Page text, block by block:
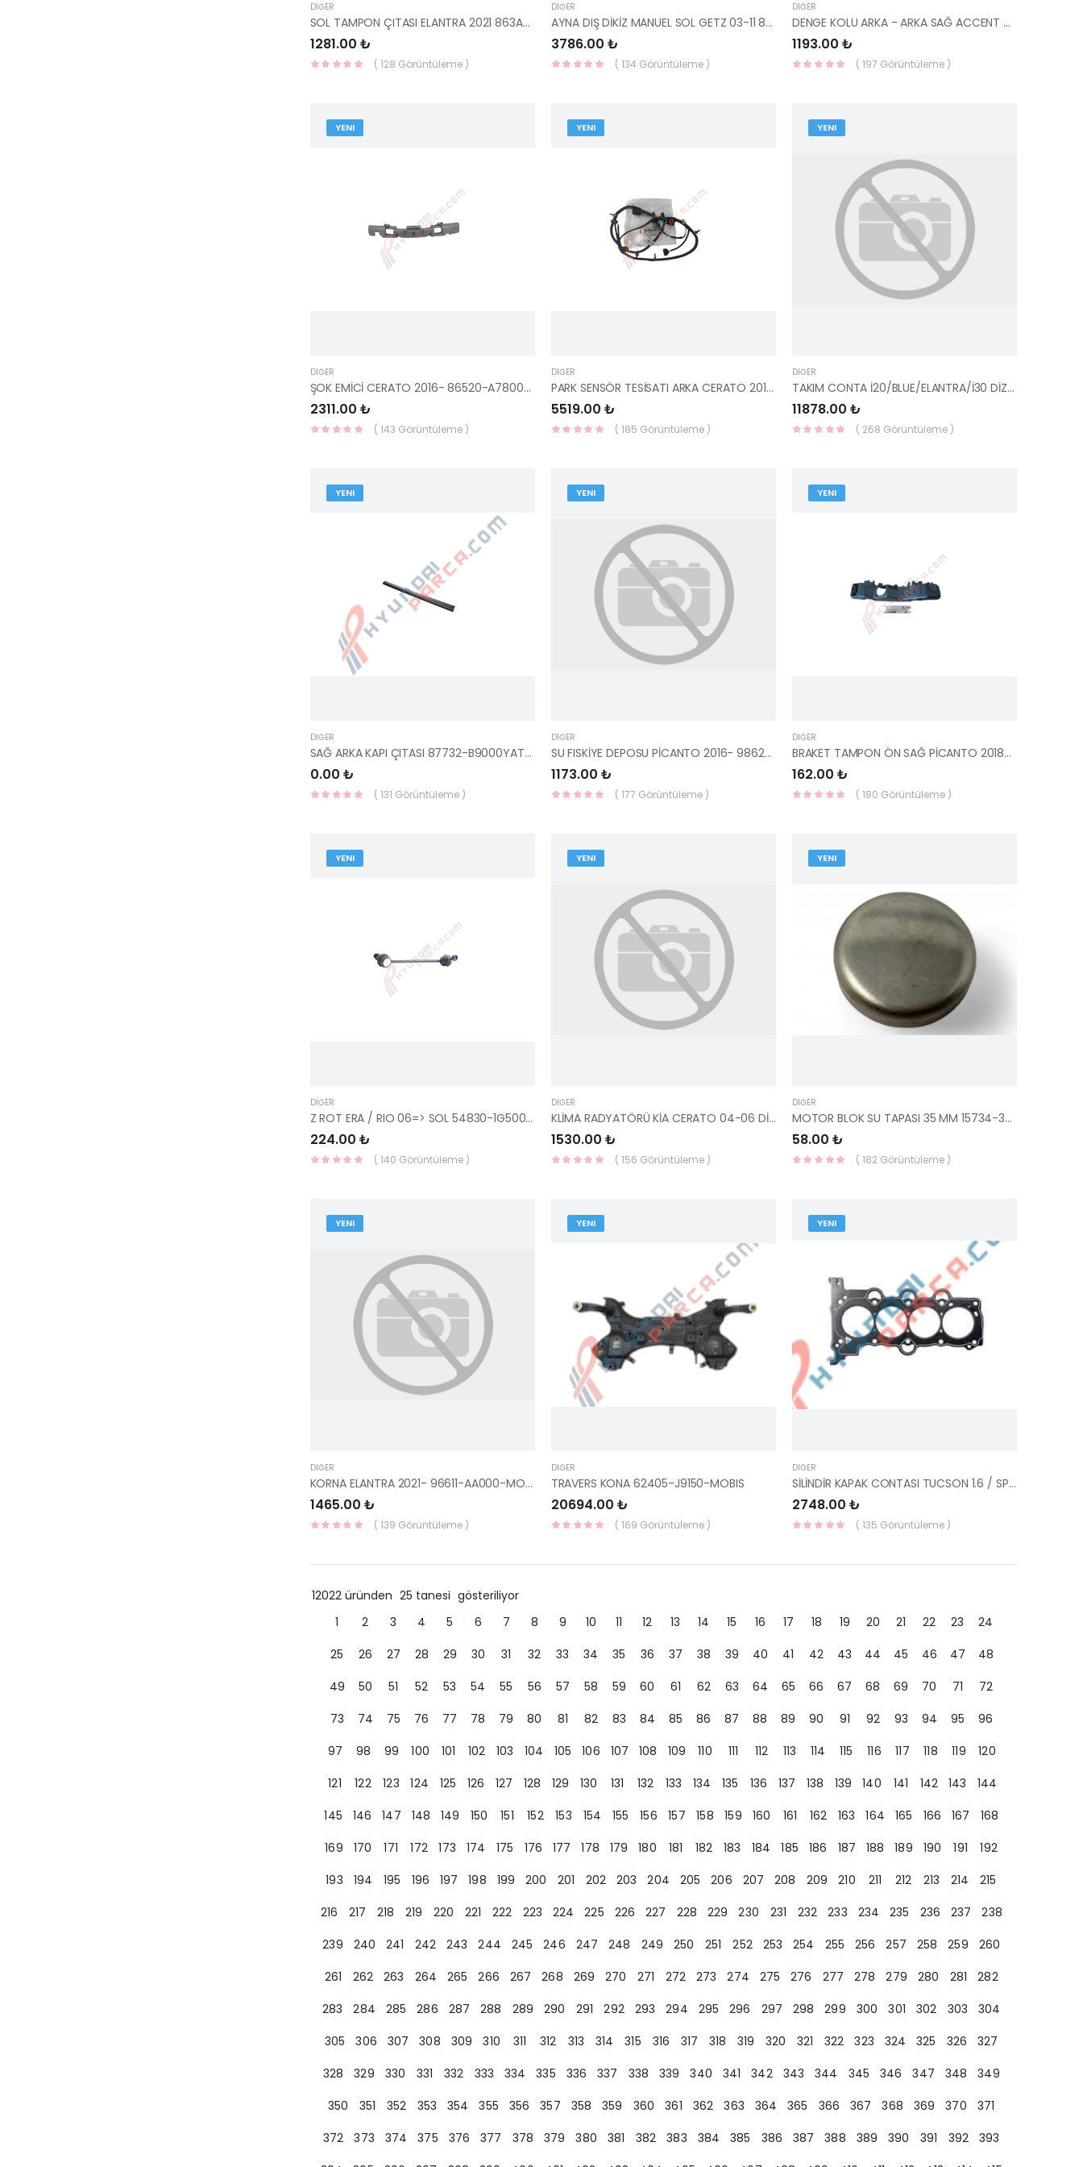
DIĞER
SOL TAMPON ÇITASI ELANTRA 2021 863A5-AA000 HMC
1281.00 ₺
( 128 Görüntüleme )
DIĞER
AYNA DIŞ DİKİZ MANUEL SOL GETZ 03-11 87610-1C030CA HMC
3786.00 ₺
( 134 Görüntüleme )
DIĞER
DENGE KOLU ARKA - ARKA SAĞ ACCENT 00-05 55220-25000-KORE
1193.00 ₺
( 197 Görüntüleme )
YENI
DIĞER
ŞOK EMİCİ CERATO 2016- 86520-A7800-MOBIS
2311.00 ₺
( 143 Görüntüleme )
YENI
DIĞER
PARK SENSÖR TESİSATI ARKA CERATO 2016- 91891-A7070-HMC
5519.00 ₺
( 185 Görüntüleme )
YENI
DIĞER
TAKIM CONTA İ20/BLUE/ELANTRA/İ30 DİZEL 20910-2AU05-HMC
11878.00 ₺
( 268 Görüntüleme )
YENI
DIĞER
SAĞ ARKA KAPI ÇITASI 87732-B9000YAT-HMC
0.00 ₺
( 131 Görüntüleme )
YENI
DIĞER
SU FISKİYE DEPOSU PİCANTO 2016- 98620-G6000-HMC
1173.00 ₺
( 177 Görüntüleme )
YENI
DIĞER
BRAKET TAMPON ÖN SAĞ PİCANTO 2018- 86514-G6000-YS
162.00 ₺
( 180 Görüntüleme )
YENI
DIĞER
Z ROT ERA / RIO 06=> SOL 54830-1G500-HMC
224.00 ₺
( 140 Görüntüleme )
YENI
DIĞER
KLİMA RADYATÖRÜ KİA CERATO 04-06 DİZEL/BENZİN 97606-2F000-YS
1530.00 ₺
( 156 Görüntüleme )
YENI
DIĞER
MOTOR BLOK SU TAPASI 35 MM 15734-35000-YS
58.00 ₺
( 182 Görüntüleme )
YENI
DIĞER
KORNA ELANTRA 2021- 96611-AA000-MOBIS
1465.00 ₺
( 139 Görüntüleme )
YENI
DIĞER
TRAVERS KONA 62405-J9150-MOBIS
20694.00 ₺
( 169 Görüntüleme )
YENI
DIĞER
SİLİNDİR KAPAK CONTASI TUCSON 1.6 / SPORTAGE 1.6 16V T-GDI 2016-22311-2B601-HMC
2748.00 ₺
( 135 Görüntüleme )
12022 üründen 25 tanesi gösteriliyor
1
2 3 4 5 6 7 8 9 10 11 12 13 14 15 16 17 18 19 20 21 22 23
24
25
26 27 28 29 30 31 32 33 34 35 36 37 38 39 40 41 42 43 44 45 46 47
48
49
50 51 52 53 54 55 56 57 58 59 60 61 62 63 64 65 66 67 68 69 70 71
72
73
74 75 76 77 78 79 80 81 82 83 84 85 86 87 88 89 90 91 92 93 94 95
96
97
98 99 100 101 102 103 104 105 106 107 108 109 110 111 112 113 114 115 116 117 118 119
120
121
122 123 124 125 126 127 128 129 130 131 132 133 134 135 136 137 138 139 140 141 142 143
144
145
146 147 148 149 150 151 152 153 154 155 156 157 158 159 160 161 162 163 164 165 166 167
168
169
170 171 172 173 174 175 176 177 178 179 180 181 182 183 184 185 186 187 188 189 190 191
192
193
194 195 196 197 198 199 200 201 202 203 204 205 206 207 208 209 210 211 212 213 214
215
216
217 218 219 220 221 222 223 224 225 226 227 228 229 230 231 232 233 234 235 236 237
238
239
240 241 242 243 244 245 246 247 248 249 250 251 252 253 254 255 256 257 258 259
260
261
262 263 264 265 266 267 268 269 270 271 272 273 274 275 276 277 278 279 280 281
282
283
284 285 286 287 288 289 290 291 292 293 294 295 296 297 298 299 300 301 302 303
304
305
306 307 308 309 310 311 312 313 314 315 316 317 318 319 320 321 322 323 324 325 326
327
328
329 330 331 332 333 334 335 336 337 338 339 340 341 342 343 344 345 346 347 348
349
350
351 352 353 354 355 356 357 358 359 360 361 362 363 364 365 366 367 368 369 370
371
372
373 374 375 376 377 378 379 380 381 382 383 384 385 386 387 388 389 390 391 392
393